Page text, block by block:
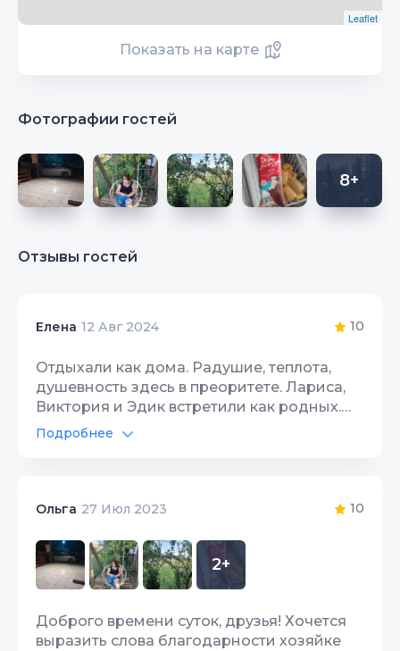
Leaflet
Показать на карте
Фотографии гостей
8+
Отзывы гостей
Елена 12 Авг 2024 10
Отдыхали как дома. Радушие, теплота,
душевность здесь в преоритете. Лариса,
Виктория и Эдик встретили как родных.
Спасибо за отклик на любую просьбу.
Угощали нас инжиром прямо с дерева и
пляжа всего 10 минут и вы в тишине и
шума. По вечерам звуки природы. Очень
рекомендую тем, кто любит тихий и
размеренный отдых. Нам очень
Подробнее
Ольга 27 Июл 2023 10
2+
Доброго времени суток, друзья! Хочется
выразить слова благодарности хозяйке